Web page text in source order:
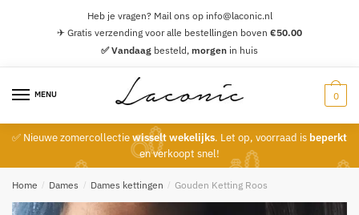
Heb je vragen? Mail ons op info@laconic.nl
✈ Gratis verzending voor alle bestellingen boven €50.00
✅ Vandaag besteld, morgen in huis
MENU 0
✅ Nieuwe zomercollectiewisselt wekelijks. Let op, voorraad is beperkt
en verkoopt snel!
Home / Dames / Dames kettingen / Gouden Ketting Roos